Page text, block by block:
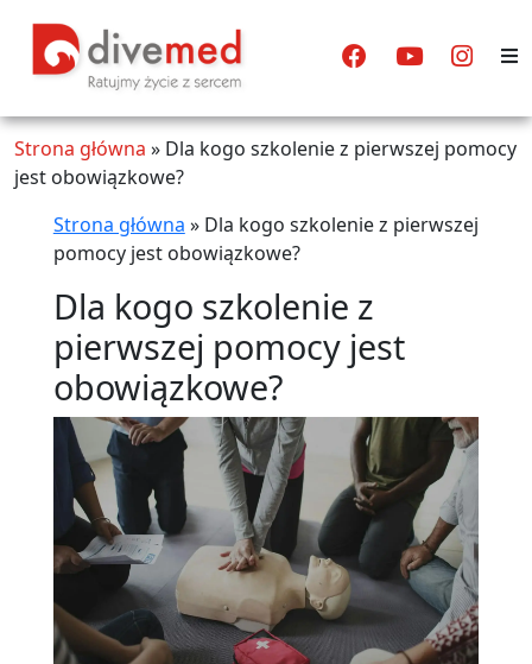
Strona główna » Dla kogo szkolenie z pierwszej pomocy
jest obowiązkowe?
Strona główna » Dla kogo szkolenie z pierwszej
pomocy jest obowiązkowe?
Dla kogo szkolenie z
pierwszej pomocy jest
obowiązkowe?